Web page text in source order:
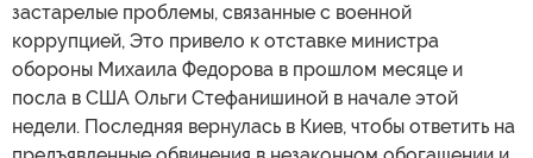
застарелые проблемы, связанные с военной
коррупцией, Это привело к отставке министра
обороны Михаила Федорова в прошлом месяце и
посла в США Ольги Стефанишиной в начале этой
недели. Последняя вернулась в Киев, чтобы ответить на